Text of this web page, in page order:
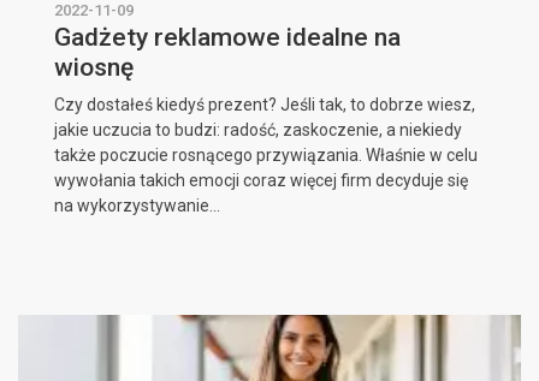
2022-11-09
Gadżety reklamowe idealne na
wiosnę
Czy dostałeś kiedyś prezent? Jeśli tak, to dobrze wiesz,
jakie uczucia to budzi: radość, zaskoczenie, a niekiedy
także poczucie rosnącego przywiązania. Właśnie w celu
wywołania takich emocji coraz więcej firm decyduje się
na wykorzystywanie...